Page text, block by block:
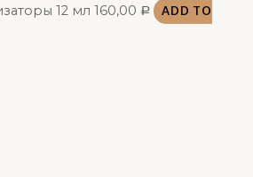
12 мл 160,00 Р
ADD TO